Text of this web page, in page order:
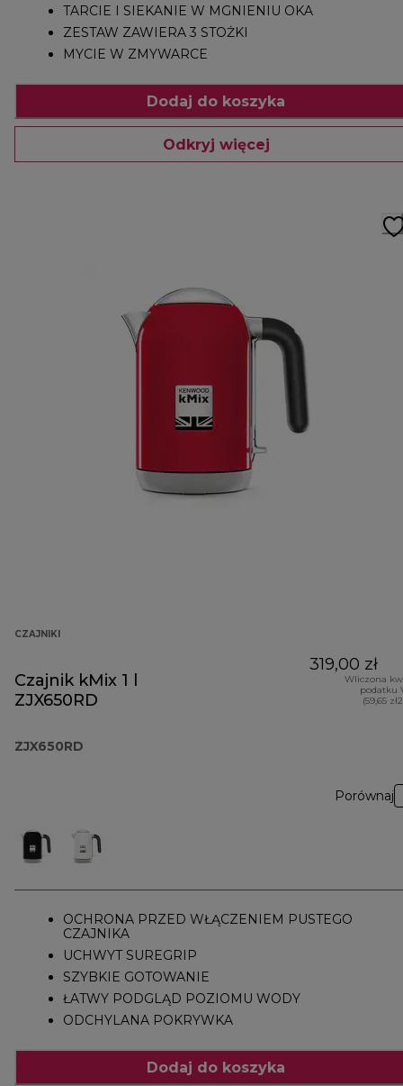
TARCIE I SIEKANIE W MGNIENIU OKA
ZESTAW ZAWIERA 3 STOŻKI
MYCIE W ZMYWARCE
Dodaj do koszyka
Odkryj więcej
CZAJNIKI
Czajnik kMix 1 l
ZJX650RD
ZJX650RD
319,00 zł
Wliczona
podatku
(59,65
Porównaj
OCHRONA PRZED WŁĄCZENIEM PUSTEGO
CZAJNIKA
UCHWYT SUREGRIP
SZYBKIE GOTOWANIE
ŁATWY PODGLĄD POZIOMU WODY
ODCHYLANA POKRYWKA
Dodaj do koszyka